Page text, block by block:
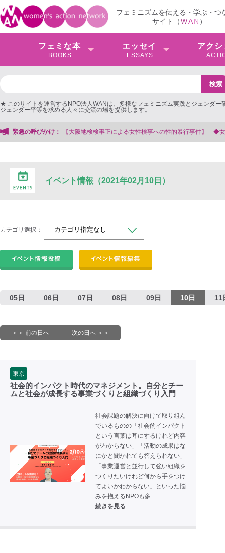
フェミニズムを伝える・学ぶ・つ
サイト（WAN ）
フェミな本
BOOKS
エッセイ
ESSAYS
アクシ
★ このサイトを運営するNPO法人WANは、多様なフェミニズム実践とジェンダー
ジェンダー平等を求める人々に交流の場を提供します。
緊急の呼びかけ：
【大阪地検検事正による女性検事への性的暴行事件】 ◆女性検事を支援する
イベント情報（2021年02月10日）
カテゴリ選択：
05日 06日 07日 08日 09日 10日 11
＜＜ 前の日へ 次の日へ ＞＞
東京
社会的インパクト時代のマネジメント。自分とチー
ムと社会が成長する事業づくりと組織づくり入門
社会課題の解決に向けて取り組ん
でいるものの「社会的インパクト
という言葉は耳にするけれど内容
がわからない」「活動の成果はな
にかと聞かれても答えられない」
「事業運営と並行して強い組織を
つくりたいけれど何から手をつけ
てよいかわからない」といった悩
みを抱えるNPOも多...
続きを見る